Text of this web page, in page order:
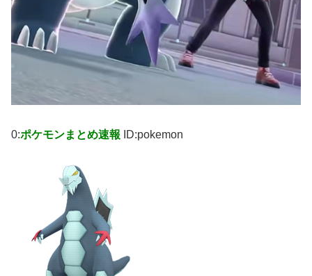
0:ポケモンまとめ速報 ID:pokemon